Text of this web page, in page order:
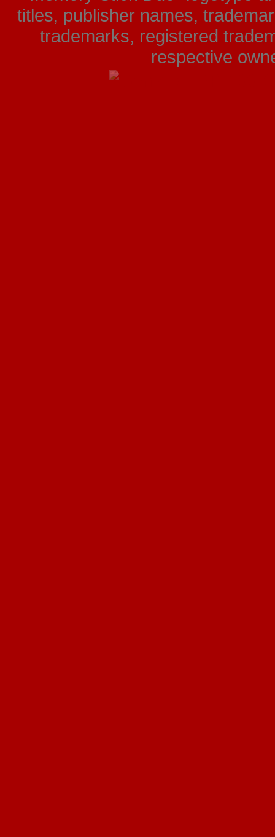
titles, publisher names,
trademarks, registered
respective